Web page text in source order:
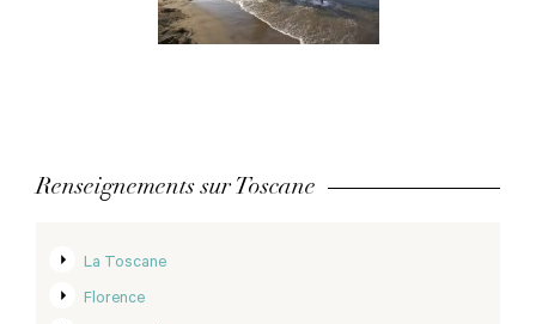
Renseignements sur Toscane
La Toscane
Florence